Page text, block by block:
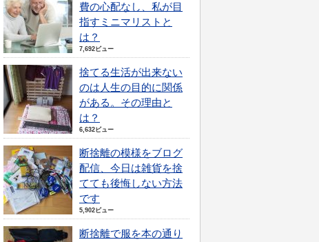
費の心配なし、私が目
指すミニマリストと
は？
7,692ビュー
捨てる生活が出来ない
のは人生の目的に関係
がある。その理由と
は？
6,632ビュー
断捨離の模様をブログ
配信、今日は雑貨を捨
てても後悔しない方法
です
5,902ビュー
断捨離で服を本の通り